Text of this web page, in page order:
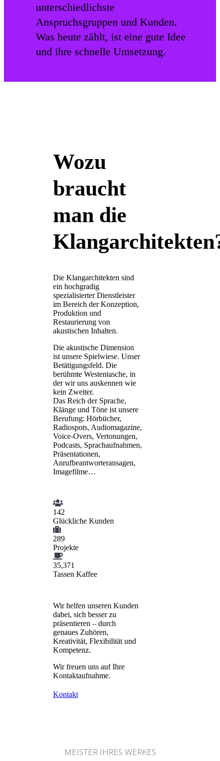
unterschiedlichste
Anspruchsgruppen und Kunden.
Was heute zählt, ist eine gute Idee
und ihre schnelle Umsetzung.
Wozu
braucht
man die
Die Klangarchitekten sind
ein hochgradig
spezialisierter Dienstleister
im Bereich der Konzeption,
Produktion und
Restaurierung von
akustischen Inhalten.
Die akustische Dimension
ist unsere Spielwiese. Unser
Betätigungsfeld. Die
berühmte Westentasche, in
der wir uns auskennen wie
kein Zweiter.
Das Reich der Sprache,
Klänge und Töne ist unsere
Berufung: Hörbücher,
Radiospots, Audiomagazine,
Voice-Overs, Vertonungen,
Podcasts, Sprachaufnahmen,
Präsentationen,
Anrufbeantworteransagen,
Imagefilme…
142
Glückliche Kunden
289
Projekte
35,371
Tassen Kaffee
Wir helfen unseren Kunden
dabei, sich besser zu
präsentieren – durch
genaues Zuhören,
Kreativität, Flexibilität und
Kompetenz.
Wir freuen uns auf Ihre
Kontaktaufnahme.
Kontakt
MEISTER IHRES WERKES